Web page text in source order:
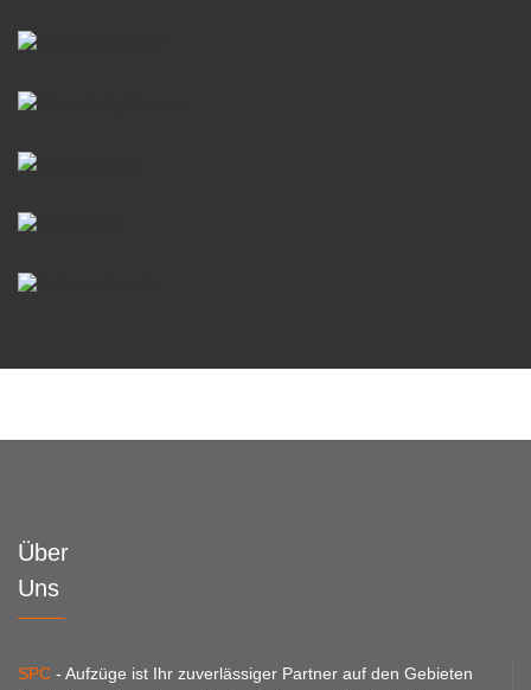
Über
Uns
SPC - Aufzüge ist Ihr zuverlässiger Partner auf den Gebieten